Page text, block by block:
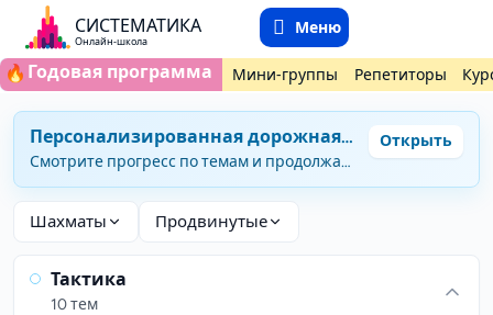
СИСТЕМАТИКА
Онлайн-школа
Меню
🔥 Годовая программа Мини-группы Репетиторы
Шахматы — Продвинутые
Персонализированная дорожная карта
Смотрите прогресс по темам и продолжайте обучение из личного кабинета.
Открыть
Шахматы Продвинутые
Тактика
10 тем